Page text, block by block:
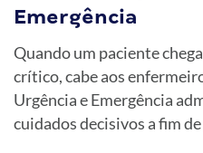
Emergência
Quando um paciente
crítico, cabe aos
Urgência e Emergência
cuidados decisivos a fim